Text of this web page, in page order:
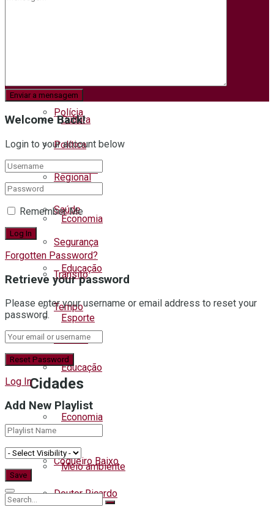
Cultura
Ciências
Economia
Educação
Esporte
Educação
Economia
Meio ambiente
Polícia
Política
Regional
Saúde
Segurança
Trânsito
Tempo
Turismo
Cidades
Capitão
Coqueiro Baixo
Doutor Ricardo
Welcome Back!
Login to your account below
Remember Me
Forgotten Password?
Retrieve your password
Please enter your username or email address to reset your
password.
Log In
Add New Playlist